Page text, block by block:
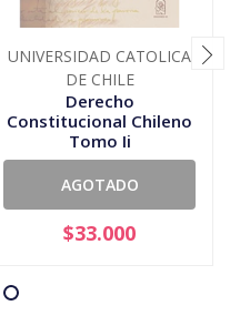
UNIVERSIDAD CATOLICA
DE CHILE
Derecho
Constitucional Chileno
Tomo Ii
AGOTADO
$33.000